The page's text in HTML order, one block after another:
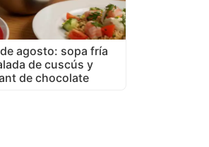
agosto: sopa fría
de cuscús y
de chocolate